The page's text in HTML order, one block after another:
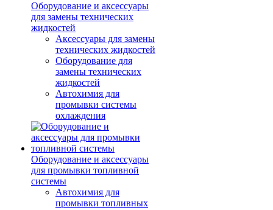
Оборудование и аксессуары
для замены технических
жидкостей
Аксессуары для замены
технических жидкостей
Оборудование для
замены технических
жидкостей
Автохимия для
промывки системы
охлаждения
Оборудование и аксессуары
для промывки топливной
системы
Автохимия для
промывки топливных